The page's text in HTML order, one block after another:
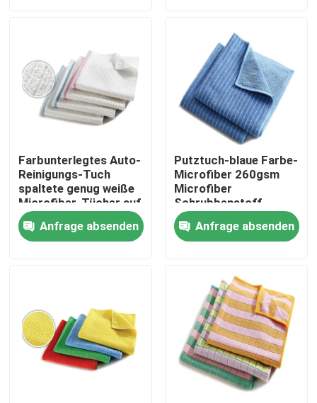
Über uns
Fabrik Tour
Qualitätskontrolle
Kontakt
Dickflüssige Spinnfaser
Recycelte Polyester-Stapelfaser
Farbunterlegtes Auto-
Reinigungs-Tuch
spaltete genug weiße
Microfiber-Tücher auf
Anfrage absenden
Putztuch-blaue Farbe-
Microfiber 260gsm
Microfiber
Schrubbenstoff
Anfrage absenden